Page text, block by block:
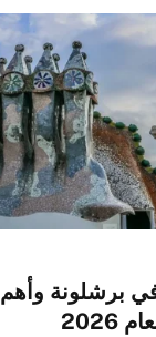
برشلونة وأهم